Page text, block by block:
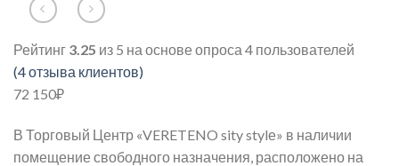
Рейтинг 3.25 из 5 на основе опроса 4 пользователей
(4отзыва клиентов)
72 150₽
В Торговый Центр «VERETENO sity stylе» в наличии
помещение свободного назначения, расположено на